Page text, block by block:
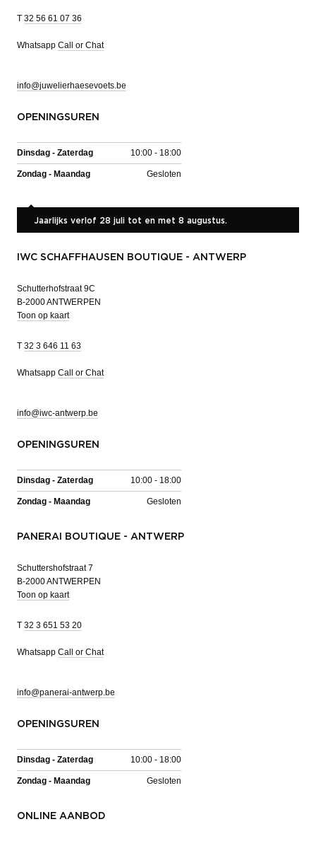
T 32 56 61 07 36
Whatsapp Call or Chat
info@juwelierhaesevoets.be
OPENINGSUREN
Dinsdag - Zaterdag 10:00 - 18:00
Zondag - Maandag Gesloten
Jaarlijks verlof 28 juli tot en met 8 augustus.
IWC SCHAFFHAUSEN BOUTIQUE - ANTWERP
Schutterhofstraat 9C
B-2000 ANTWERPEN
Toon op kaart
T 32 3 646 11 63
Whatsapp Call or Chat
info@iwc-antwerp.be
OPENINGSUREN
Dinsdag - Zaterdag 10:00 - 18:00
Zondag - Maandag Gesloten
PANERAI BOUTIQUE - ANTWERP
Schuttershofstraat 7
B-2000 ANTWERPEN
Toon op kaart
T 32 3 651 53 20
Whatsapp Call or Chat
info@panerai-antwerp.be
OPENINGSUREN
Dinsdag - Zaterdag 10:00 - 18:00
Zondag - Maandag Gesloten
ONLINE AANBOD